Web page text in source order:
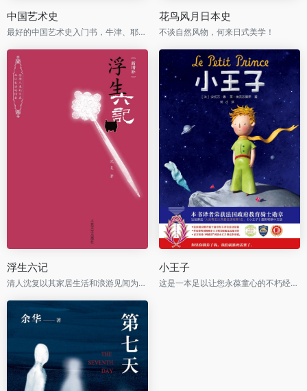
中国艺术史
最好的中国艺术史入门书，牛津、耶鲁、普林斯顿沿用40年之经典读本
花鸟风月日本史
不谈自然风物，何来日式美学！
浮生六记
清人沈复以其家居生活和浪游见闻为内容写成的《浮生六记》，为中国文学史上的一支奇葩。
小王子
这是一本足以让您永葆童心的不朽经典，被全球亿万读者誉为人生必读书。